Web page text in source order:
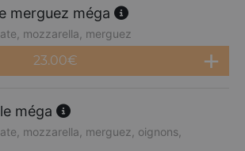
merguez méga
mozzarella, merguez
23.00€
méga
mozzarella, merguez, oignons,